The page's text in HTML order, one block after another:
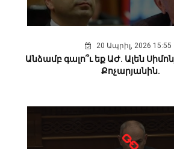
20 Ապրիլ, 2026 15:55
Անձամբ գալո՞ւ եք ԱԺ. Ալեն
Քոչարյանին.